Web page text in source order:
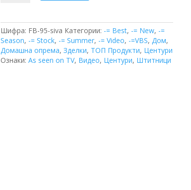
Шифра: FB-95-siva Категории: -= Best, -= New, -=
Season, -= Stock, -= Summer, -= Video, -=VBS, Дом,
Домашна опрема, Зделки, ТОП Продукти, Центури
Ознаки: As seen on TV, Видео, Центури, Штитници